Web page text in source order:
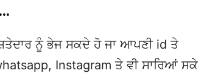
ਨੂੰ ਭੇਜ ਸਕਦੇ ਹੋ ਜਾ ਆਪਣੀ id ਤੇ
Instagram ਤੇ ਵੀ ਸਾਰਿਆਂ ਸਕੇ